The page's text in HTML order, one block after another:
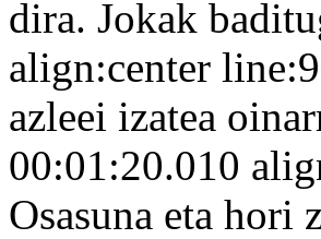
dira. Jokak
align:center
azleei izatea
00:01:20.010
Osasuna eta